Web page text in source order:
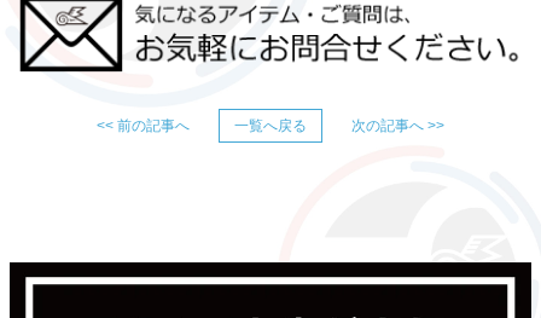
<< 前の記事へ 一覧へ戻る 次の記事へ >>